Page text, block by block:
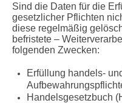
Sind die Daten für die
gesetzlicher Pflichten
diese regelmäßig
befristete –
folgenden Zwecken:
Erfüllung handels-
Handelsgesetzbuch